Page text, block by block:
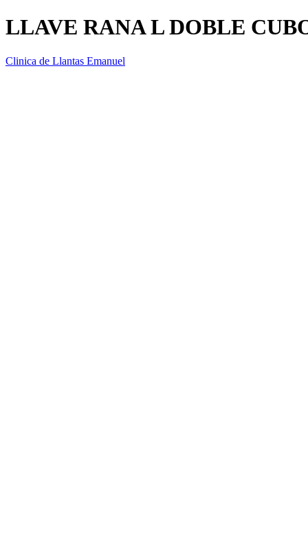
LLAVE RANA L DOBLE
Clinica de Llantas Emanuel